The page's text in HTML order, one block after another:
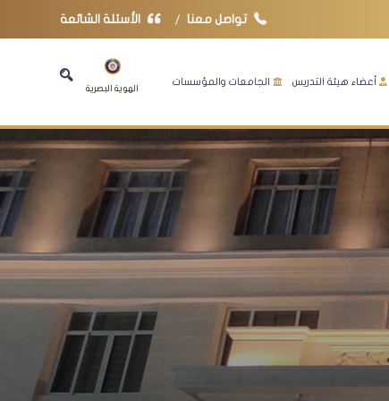
تواصل معنا الأسئلة الشائعة
أعضاء هيئة التدريس الجامعات والمؤسسات
الهوية البصرية